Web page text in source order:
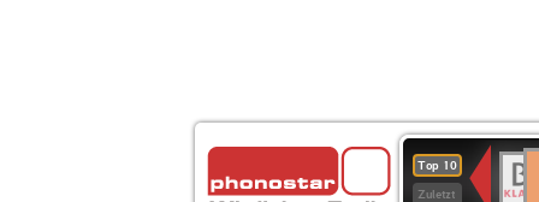
Top 10
Zuletzt
BR-